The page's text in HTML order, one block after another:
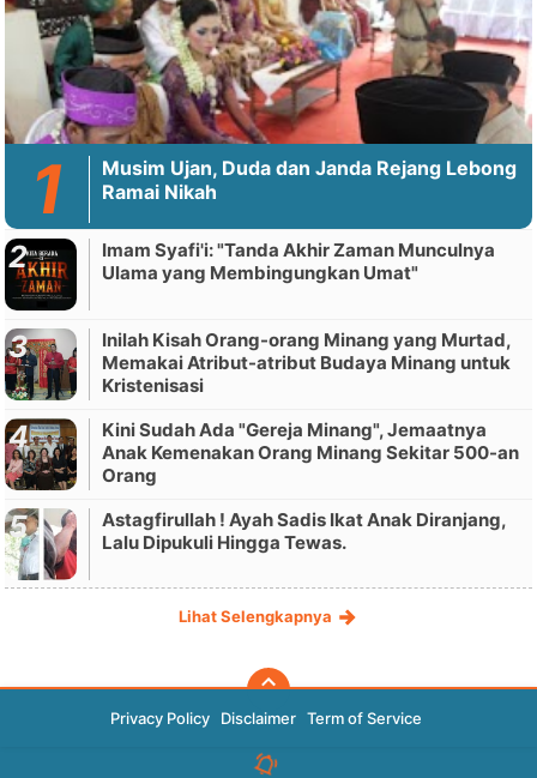
Musim Ujan, Duda dan Janda Rejang Lebong
Ramai Nikah
Imam Syafi'i: "Tanda Akhir Zaman Munculnya
Ulama yang Membingungkan Umat"
Inilah Kisah Orang-orang Minang yang Murtad,
Memakai Atribut-atribut Budaya Minang untuk
Kristenisasi
Kini Sudah Ada "Gereja Minang", Jemaatnya
Anak Kemenakan Orang Minang Sekitar 500-an
Orang
Astagfirullah ! Ayah Sadis Ikat Anak Diranjang,
Lalu Dipukuli Hingga Tewas.
Lihat Selengkapnya
Privacy Policy Disclaimer Term of Service